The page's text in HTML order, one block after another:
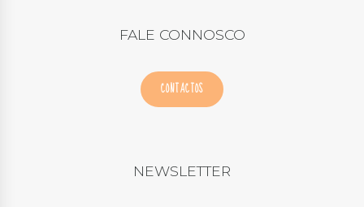
FALE CONNOSCO
CONTACTOS
NEWSLETTER